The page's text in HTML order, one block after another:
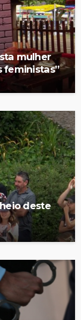
mulher
feministas”
deste